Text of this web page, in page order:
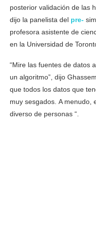
posterior validación de las
dijo la panelista del pre-
profesora asistente de
en la Universidad de
“Mire las fuentes de datos
un algoritmo”, dijo
que todos los datos que
muy sesgados. A menudo,
diverso de personas “.